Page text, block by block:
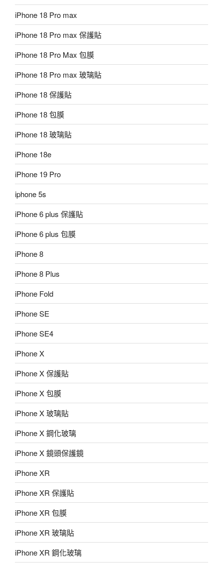
iPhone 18 Pro max
iPhone 18 Pro max 保護貼
iPhone 18 Pro Max 包膜
iPhone 18 Pro max 玻璃貼
iPhone 18 保護貼
iPhone 18 包膜
iPhone 18 玻璃貼
iPhone 18e
iPhone 19 Pro
iphone 5s
iPhone 6 plus 保護貼
iPhone 6 plus 包膜
iPhone 8
iPhone 8 Plus
iPhone Fold
iPhone SE
iPhone SE4
iPhone X
iPhone X 保護貼
iPhone X 包膜
iPhone X 玻璃貼
iPhone X 鋼化玻璃
iPhone X 鏡頭保護鏡
iPhone XR
iPhone XR 保護貼
iPhone XR 包膜
iPhone XR 玻璃貼
iPhone XR 鋼化玻璃